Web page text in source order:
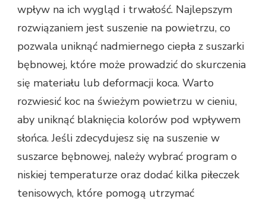
wpływ na ich wygląd i trwałość. Najlepszym
rozwiązaniem jest suszenie na powietrzu, co
pozwala uniknąć nadmiernego ciepła z suszarki
bębnowej, które może prowadzić do skurczenia
się materiału lub deformacji koca. Warto
rozwiesić koc na świeżym powietrzu w cieniu,
aby uniknąć blaknięcia kolorów pod wpływem
słońca. Jeśli zdecydujesz się na suszenie w
suszarce bębnowej, należy wybrać program o
niskiej temperaturze oraz dodać kilka piłeczek
tenisowych, które pomogą utrzymać